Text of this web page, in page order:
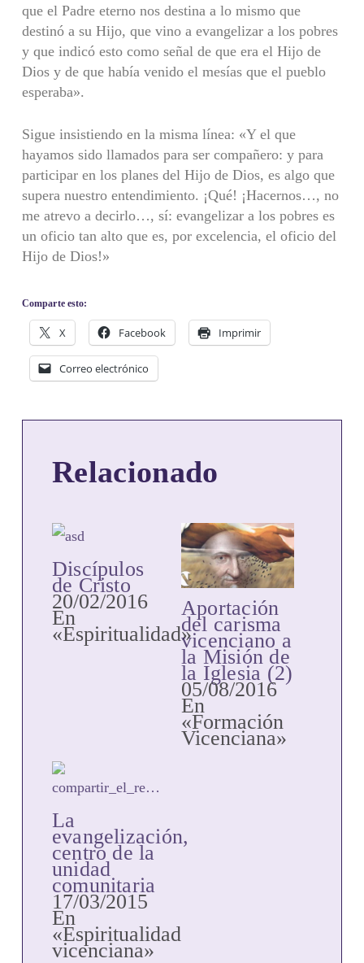
que el Padre eterno nos destina a lo mismo que
destinó a su Hijo, que vino a evangelizar a los pobres
y que indicó esto como señal de que era el Hijo de
Dios y de que había venido el mesías que el pueblo
esperaba».
Sigue insistiendo en la misma línea: «Y el que
hayamos sido llamados para ser compañero: y para
participar en los planes del Hijo de Dios, es algo que
supera nuestro entendimiento. ¡Qué! ¡Hacernos…, no
me atrevo a decirlo…, sí: evangelizar a los pobres es
un oficio tan alto que es, por excelencia, el oficio del
Hijo de Dios!»
Comparte esto:
X Facebook Imprimir
Correo electrónico
Relacionado
Discípulos
de Cristo
20/02/2016
En
«Espiritualidad»
Aportación
del carisma
vicenciano a
la Misión de
la Iglesia (2)
05/08/2016
En
«Formación
Vicenciana»
La
evangelización,
centro de la
unidad
comunitaria
17/03/2015
En
«Espiritualidad
vicenciana»